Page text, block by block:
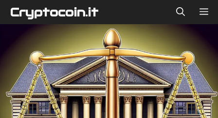
contenuto
Cryptocoin.it